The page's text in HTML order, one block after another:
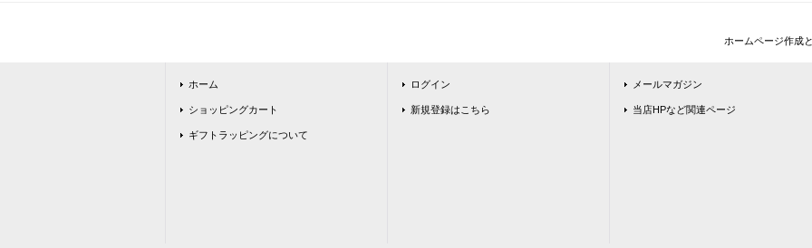
ホームページ作成
ホーム
ショッピングカート
ギフトラッピングについて
ログイン
新規登録はこちら
メールマガジン
当店HPなど関連ページ